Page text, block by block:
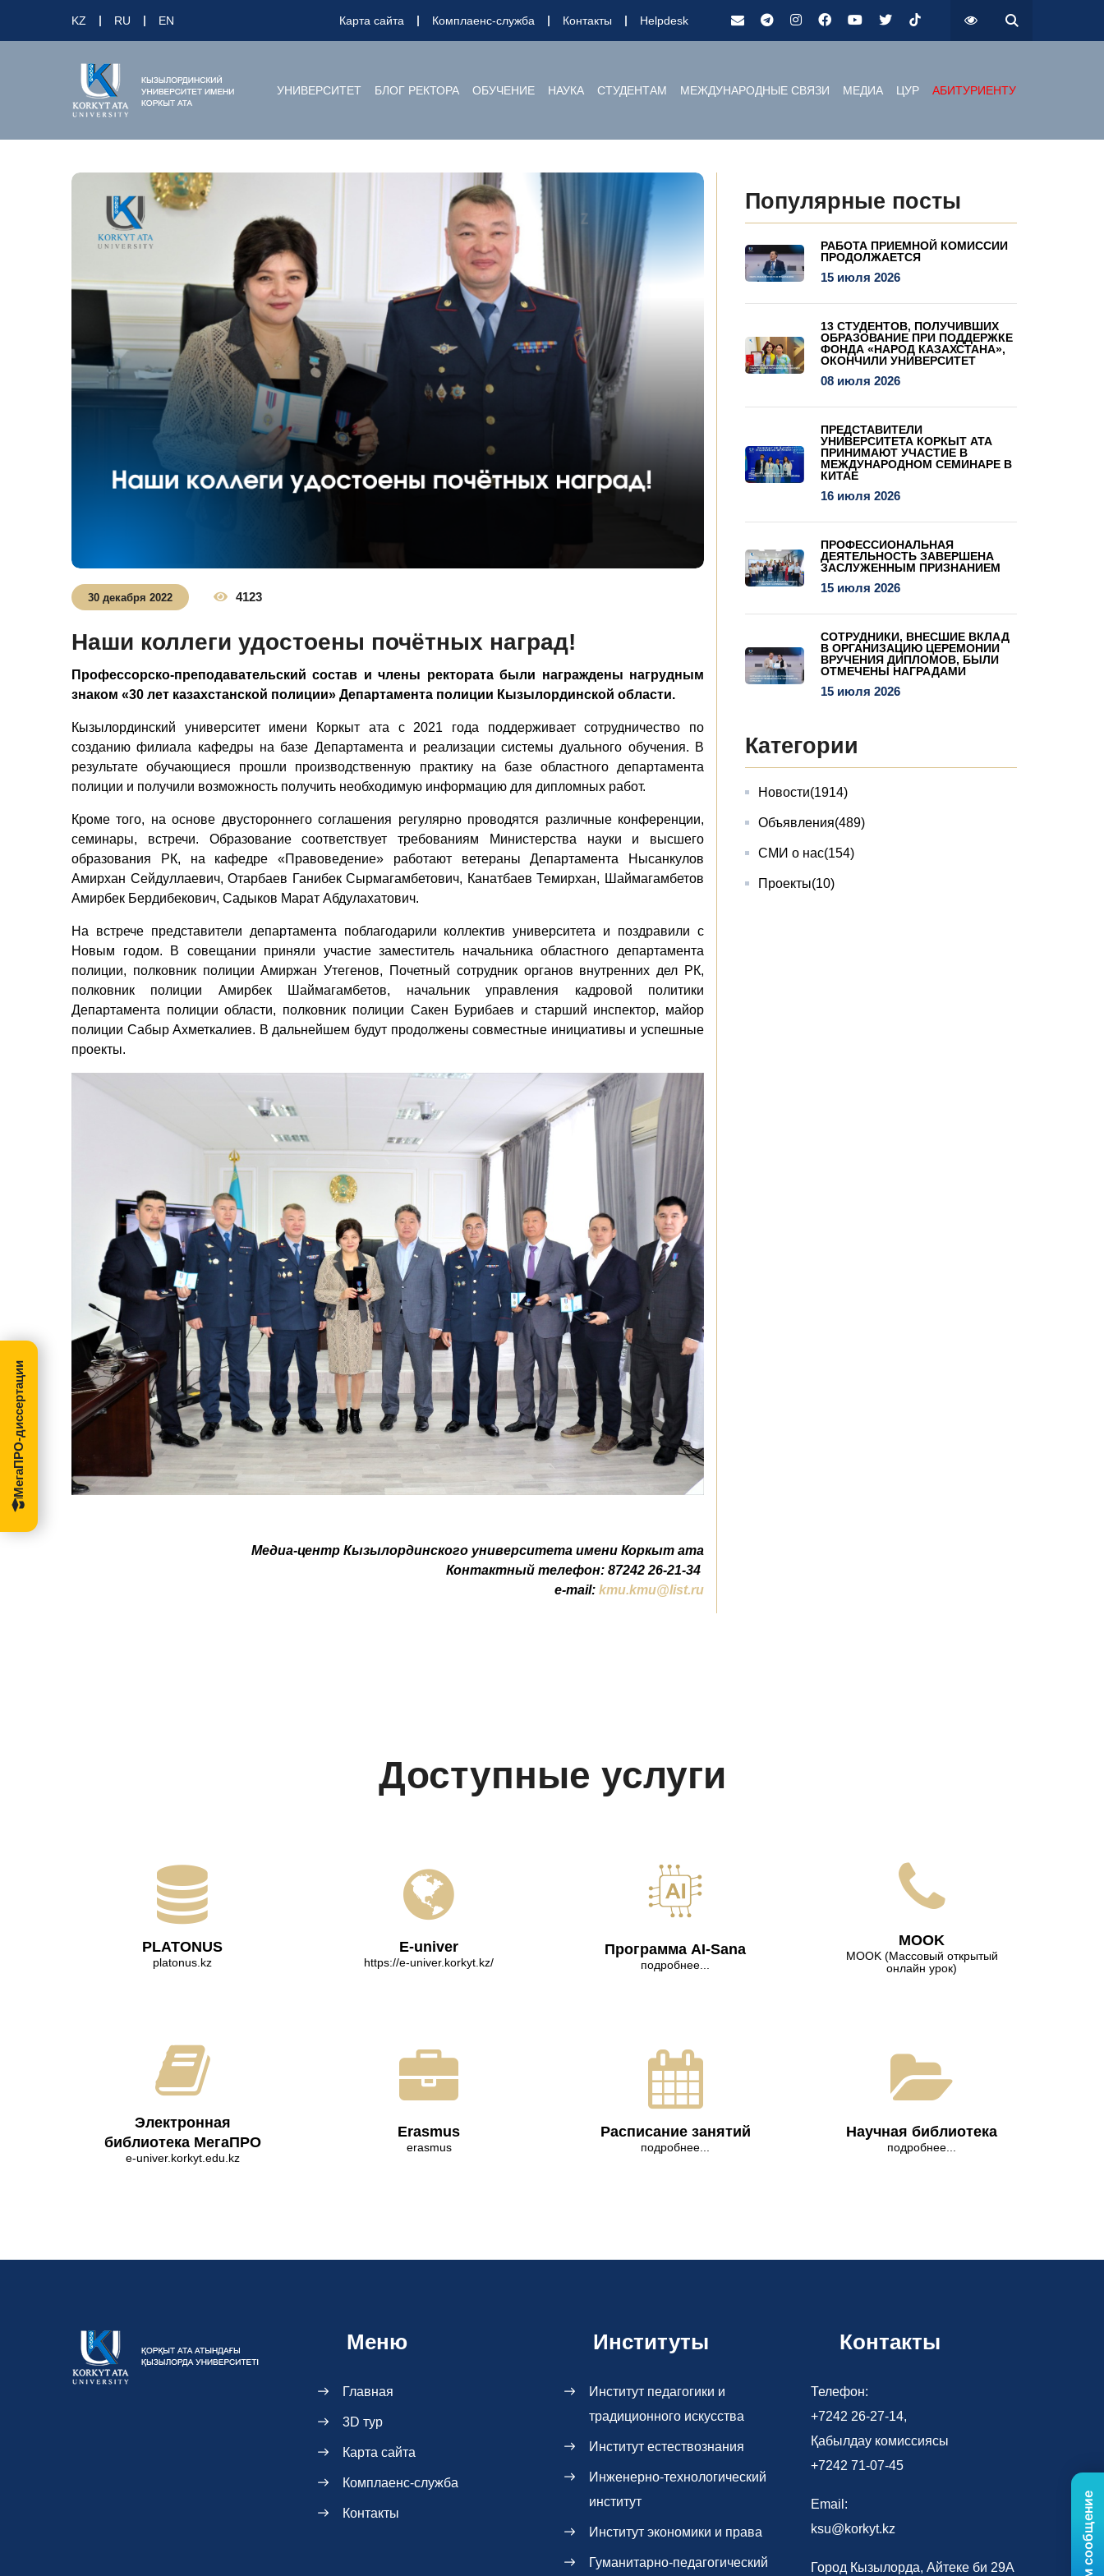
KZ RU EN Карта сайта Комплаенс-служба Контакты Helpdesk
УНИВЕРСИТЕТ БЛОГ РЕКТОРА ОБУЧЕНИЕ НАУКА СТУДЕНТАМ МЕЖДУНАРОДНЫЕ СВЯЗИ МЕДИА ЦУР АБИТУРИЕНТУ
30 декабря 2022 4123
Наши коллеги удостоены почётных наград!
Профессорско-преподавательский состав и члены ректората были награждены нагрудным
знаком «30 лет казахстанской полиции» Департамента полиции Кызылординской области.
Кызылординский университет имени Коркыт ата с 2021 года поддерживает сотрудничество по
созданию филиала кафедры на базе Департамента и реализации системы дуального обучения. В
результате обучающиеся прошли производственную практику на базе областного департамента
полиции и получили возможность получить необходимую информацию для дипломных работ.
Кроме того, на основе двустороннего соглашения регулярно проводятся различные конференции,
семинары, встречи. Образование соответствует требованиям Министерства науки и высшего
образования РК, на кафедре «Правоведение» работают ветераны Департамента Нысанкулов
Амирхан Сейдуллаевич, Отарбаев Ганибек Сырмагамбетович, Канатбаев Темирхан, Шаймагамбетов
Амирбек Бердибекович, Садыков Марат Абдулахатович.
На встрече представители департамента поблагодарили коллектив университета и поздравили с
Новым годом. В совещании приняли участие заместитель начальника областного департамента
полиции, полковник полиции Амиржан Утегенов, Почетный сотрудник органов внутренних дел РК,
полковник полиции Амирбек Шаймагамбетов, начальник управления кадровой политики
Департамента полиции области, полковник полиции Сакен Бурибаев и старший инспектор, майор
полиции Сабыр Ахметкалиев. В дальнейшем будут продолжены совместные инициативы и успешные
проекты.
Медиа-центр Кызылординского университета имени Коркыт ата
Контактный телефон: 87242 26-21-34
e-mail: kmu.kmu@list.ru
Популярные посты
РАБОТА ПРИЕМНОЙ КОМИССИИ
ПРОДОЛЖАЕТСЯ
15 июля 2026
13 СТУДЕНТОВ, ПОЛУЧИВШИХ
ОБРАЗОВАНИЕ ПРИ ПОДДЕРЖКЕ
ФОНДА «НАРОД КАЗАХСТАНА»,
ОКОНЧИЛИ УНИВЕРСИТЕТ
08 июля 2026
ПРЕДСТАВИТЕЛИ
УНИВЕРСИТЕТА КОРКЫТ АТА
ПРИНИМАЮТ УЧАСТИЕ В
МЕЖДУНАРОДНОМ СЕМИНАРЕ В
КИТАЕ
16 июля 2026
ПРОФЕССИОНАЛЬНАЯ
ДЕЯТЕЛЬНОСТЬ ЗАВЕРШЕНА
ЗАСЛУЖЕННЫМ ПРИЗНАНИЕМ
15 июля 2026
СОТРУДНИКИ, ВНЕСШИЕ ВКЛАД
В ОРГАНИЗАЦИЮ ЦЕРЕМОНИИ
ВРУЧЕНИЯ ДИПЛОМОВ, БЫЛИ
ОТМЕЧЕНЫ НАГРАДАМИ
15 июля 2026
Категории
Новости(1914)
Объявления(489)
СМИ о нас(154)
Проекты(10)
Доступные услуги
PLATONUS
platonus.kz
E-univer
https://e-univer.korkyt.kz/
Программа AI-Sana
подробнее...
МООK
МООK (Массовый открытый
онлайн урок)
Электронная
библиотека МегаПРО
e-univer.korkyt.edu.kz
Erasmus
erasmus
Расписание занятий
подробнее...
Научная библиотека
подробнее...
Меню
Главная
3D тур
Карта сайта
Комплаенс-служба
Контакты
Институты
Институт педагогики и
традиционного искусства
Институт естествознания
Инженерно-технологический
институт
Институт экономики и права
Гуманитарно-педагогический
Контакты
Телефон:
+7242 26-27-14,
Қабылдау комиссиясы
+7242 71-07-45
Email:
ksu@korkyt.kz
Город Кызылорда, Айтеке би 29А
МегаПРО-диссертации